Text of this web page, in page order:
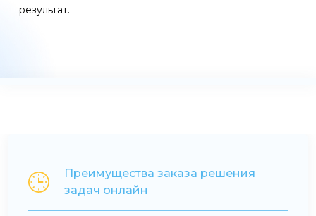
результат.
Преимущества заказа решения
задач онлайн